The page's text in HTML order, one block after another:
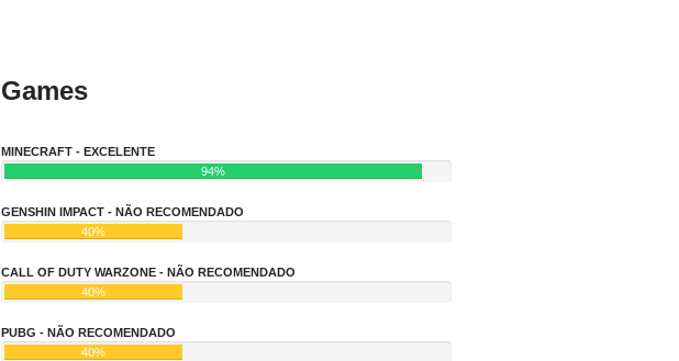
Games
MINECRAFT - EXCELENTE
94%
GENSHIN IMPACT - NÃO RECOMENDADO
40%
CALL OF DUTY WARZONE - NÃO RECOMENDADO
40%
PUBG - NÃO RECOMENDADO
40%